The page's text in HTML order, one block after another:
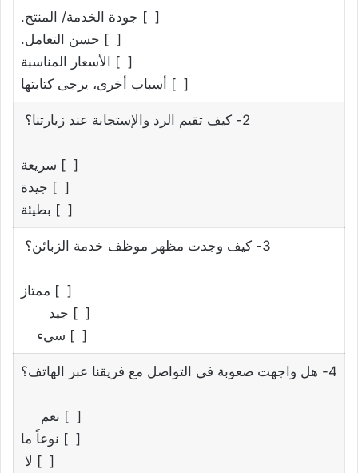
[ ] جودة الخدمة/ المنتج.
[ ] حسن التعامل.
[ ] الأسعار المناسبة
[ ] أسباب أخرى، يرجى كتابتها
2- كيف تقيم الرد والإستجابة عند زيارتنا؟
[ ] سريعة
[ ] جيدة
[ ] بطيئة
3- كيف وجدت مظهر موظف خدمة الزبائن؟
[ ] ممتاز
[ ] جيد
[ ] سيء
4- هل واجهت صعوبة في التواصل مع فريقنا عبر الهاتف؟
[ ] نعم
[ ] نوعاً ما
[ ] لا